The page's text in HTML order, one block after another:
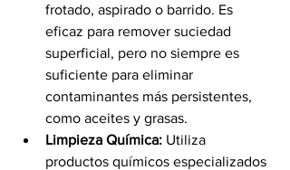
frotado, aspirado o barrido. Es
eficaz para remover suciedad
superficial, pero no siempre es
suficiente para eliminar
contaminantes más persistentes,
como aceites y grasas.
Limpieza Química: Utiliza
productos químicos especializados